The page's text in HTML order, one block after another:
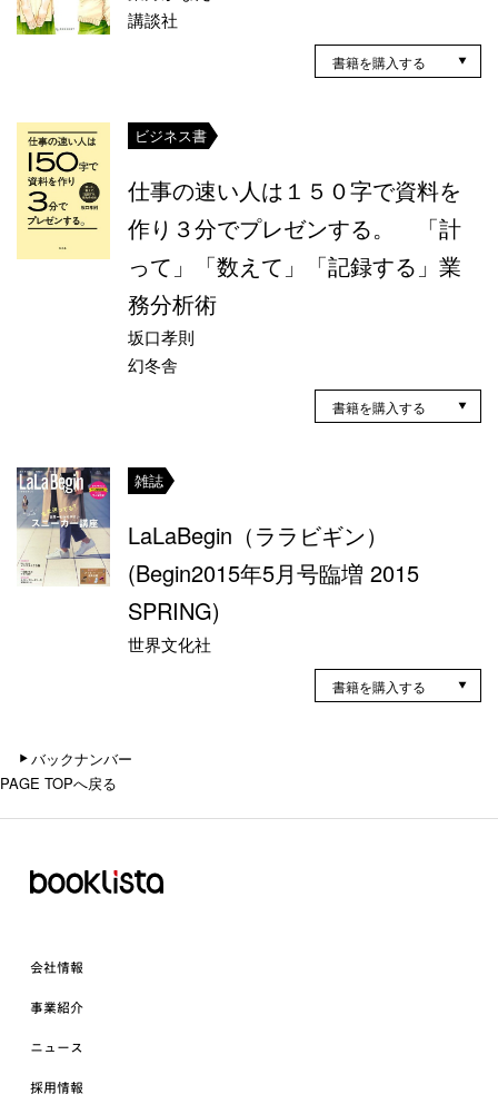
講談社
書籍を購入する
ビジネス書
仕事の速い人は１５０字で資料を
作り３分でプレゼンする。 「計
って」「数えて」「記録する」業
務分析術
坂口孝則
幻冬舎
書籍を購入する
雑誌
LaLaBegin（ララビギン）
(Begin2015年5月号臨増 2015
SPRING)
世界文化社
書籍を購入する
バックナンバー
PAGE TOPへ戻る
会社情報
事業紹介
ニュース
採用情報